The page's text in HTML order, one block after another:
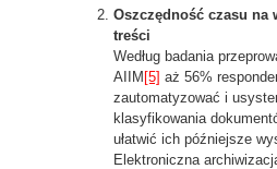
Oszczędność czasu na
treści
Według badania
AIIM [5] aż 56%
zautomatyzować i
klasyfikowania
ułatwić ich późniejsze
Elektroniczna